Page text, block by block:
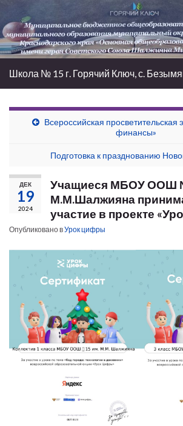
Школа № 15 г. Горячий Ключ, с.
Всероссийская просветительская
финансы»
Подготовка к празднованию
ДЕК
19
2024
Учащиеся МБОУ ООШ
М.М.Шалжияна
участие в проекте
Опубликовано вУрок цифры